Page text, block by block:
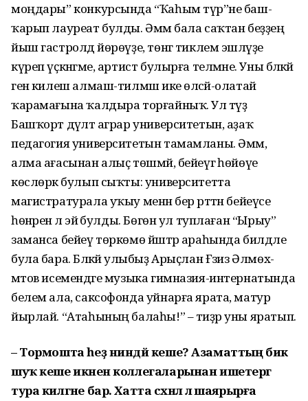
моңдары” конкурсында “Ҡаһым түрә”не баш­
ҡарып лауреат булды. Әммә бала саҡтан беҙҙең
йыш гастролдә йөрөүҙе, төнгә тиклем эшләүҙе
күреп үҫкәнгәме, артист булырға теләмәне. Уны бәләкәй
генә килеш алмаш-тилмәш ике өләсәй-олатай
ҡарамағына ҡалдыра торғайныҡ. Ул тәүҙә
Башҡорт дәүләт аграр университетын, аҙаҡ
педагогия университетын тамамланы. Әммә,
алма ағасынан алыҫ төшмәй, бейеүгә һөйөүе
көслөрәк булып сыҡты: университетта
магистратурала уҡыу менән бер рәттән бейеүсе
һөнәренә лә эйә булды. Бөгөн ул туплаған “Ырыу”
заманса бейеү төркөмө йәштәр араһында билдәле
була бара. Бәләкәй улыбыҙ Арыҫлан Ғәзиз Әлмөхә­
мәтов исемендәге музыка гимназия-интернатында
белем ала, саксофонда уйнарға ярата, матур
йырлай. “Атаһының балаһы!” – тиҙәр уны яратып.
– Тормошта һеҙ ниндәй кеше? Азаматтың бик
шуҡ кеше икәнен коллегаларынан ишетергә
тура килгәне бар. Хатта сәхнәлә лә шаярырға